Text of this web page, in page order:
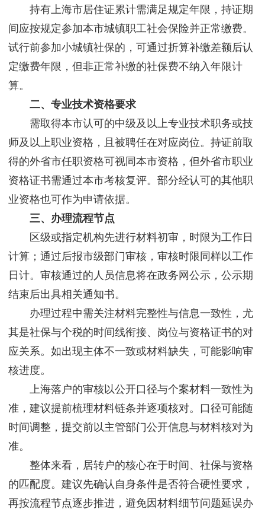
持有上海市居住证累计需满足规定年限，持证期
间应按规定参加本市城镇职工社会保险并正常缴费。
试行前参加小城镇社保的，可通过折算补缴差额后认
定缴费年限，但非正常补缴的社保费不纳入年限计
算。
二、专业技术资格要求
需取得本市认可的中级及以上专业技术职务或技
师及以上职业资格，且被聘任在对应岗位。持证前取
得的外省市任职资格可视同本市资格，但外省市职业
资格证书需通过本市考核复评。部分经认可的其他职
业资格也可作为申请依据。
三、办理流程节点
区级或指定机构先进行材料初审，时限为工作日
计算；通过后报市级部门审核，审核时限同样以工作
日计。审核通过的人员信息将在政务网公示，公示期
结束后出具相关通知书。
办理过程中需关注材料完整性与信息一致性，尤
其是社保与个税的时间线衔接、岗位与资格证书的对
应关系。如出现主体不一致或材料缺失，可能影响审
核进度。
上海落户的审核以公开口径与个案材料一致性为
准，建议提前梳理材料链条并逐项核对。口径可能随
时间调整，提交前以主管部门公开信息与材料核对为
准。
整体来看，居转户的核心在于时间、社保与资格
的匹配度。建议先确认自身条件是否符合硬性要求，
再按流程节点逐步推进，避免因材料细节问题延误办